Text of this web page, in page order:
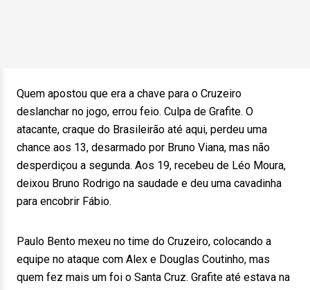
Quem apostou que era a chave para o Cruzeiro
deslanchar no jogo, errou feio. Culpa de Grafite. O
atacante, craque do Brasileirão até aqui, perdeu uma
chance aos 13, desarmado por Bruno Viana, mas não
desperdiçou a segunda. Aos 19, recebeu de Léo Moura,
deixou Bruno Rodrigo na saudade e deu uma cavadinha
para encobrir Fábio.
Paulo Bento mexeu no time do Cruzeiro, colocando a
equipe no ataque com Alex e Douglas Coutinho, mas
quem fez mais um foi o Santa Cruz. Grafite até estava na